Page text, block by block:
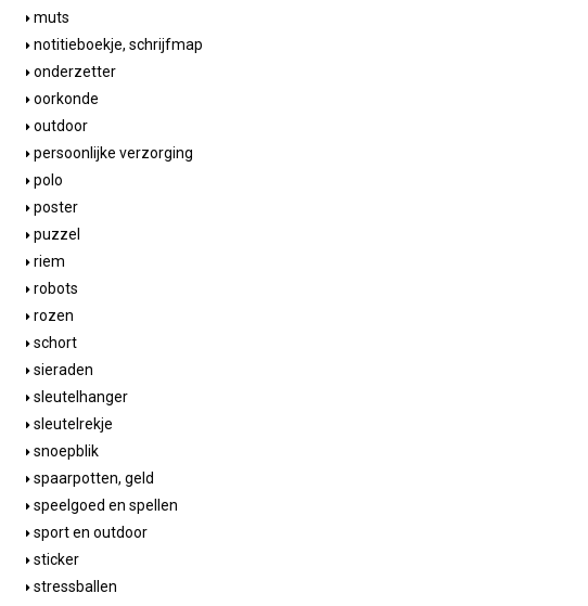
muts
notitieboekje, schrijfmap
onderzetter
oorkonde
outdoor
persoonlijke verzorging
polo
poster
puzzel
riem
robots
rozen
schort
sieraden
sleutelhanger
sleutelrekje
snoepblik
spaarpotten, geld
speelgoed en spellen
sport en outdoor
sticker
stressballen